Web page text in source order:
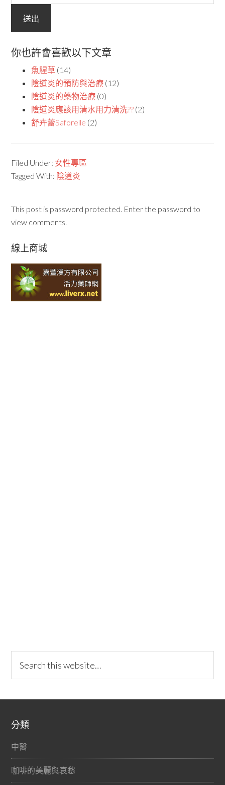
你也許會喜歡以下文章
魚腥草 (14)
陰道炎的預防與治療 (12)
陰道炎的藥物治療 (0)
陰道炎應該用清水用力清洗?? (2)
舒卉蕾Saforelle (2)
Filed Under: 女性專區
Tagged With: 陰道炎
This post is password protected. Enter the password to
view comments.
線上商城
分類
中醫
咖啡的美麗與哀愁